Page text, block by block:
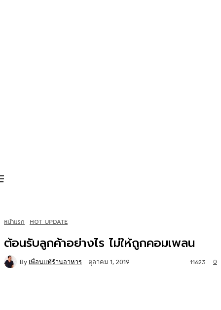
หน้าแรก HOT UPDATE
ต้อนรับลูกค้าอย่างไร ไม่ให้ถูกคอมเพลน
By เพื่อนแท้ร้านอาหาร ตุลาคม 1, 2019 0
11623